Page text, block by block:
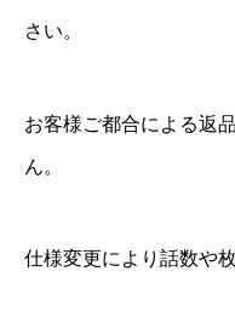
さい。
お客様ご都合による返
ん。
仕様変更により話数や